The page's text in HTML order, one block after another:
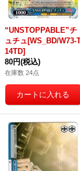
“UNSTOPPABLE”チ
ュチュ[WS_BD/W73-
14TD]
80円(税込)
在庫数 24点